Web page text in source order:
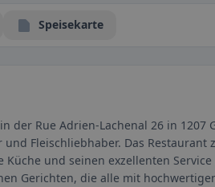
Speisekarte
der Rue Adrien-Lachenal 26 in
Fleischliebhaber. Das Restaurant
und seinen exzellenten Service
Gerichten, die alle mit